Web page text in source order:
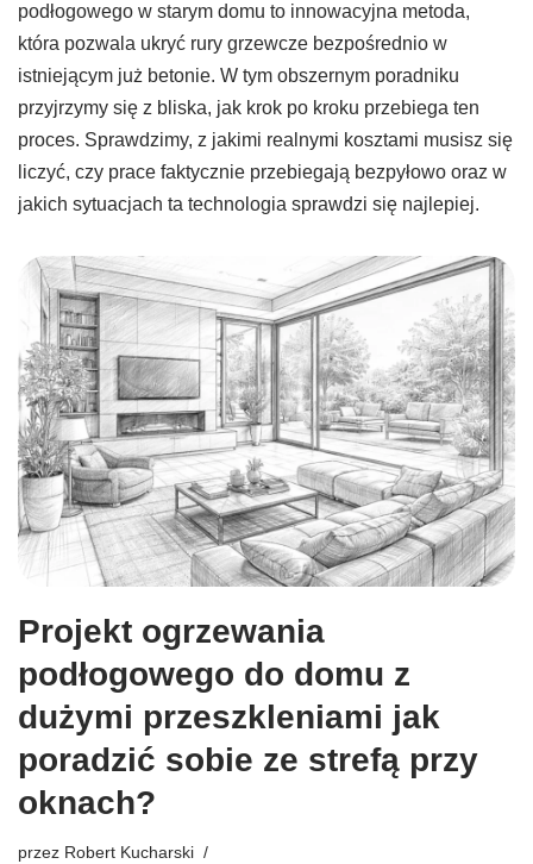
podłogowego w starym domu to innowacyjna metoda,
która pozwala ukryć rury grzewcze bezpośrednio w
istniejącym już betonie. W tym obszernym poradniku
przyjrzymy się z bliska, jak krok po kroku przebiega ten
proces. Sprawdzimy, z jakimi realnymi kosztami musisz się
liczyć, czy prace faktycznie przebiegają bezpyłowo oraz w
jakich sytuacjach ta technologia sprawdzi się najlepiej.
Projekt ogrzewania
podłogowego do domu z
dużymi przeszkleniami jak
poradzić sobie ze strefą przy
oknach?
przez Robert Kucharski